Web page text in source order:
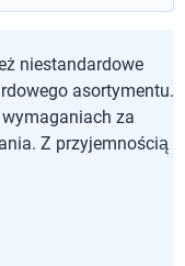
niestandardowe
asortymentu.
za
Z przyjemnością